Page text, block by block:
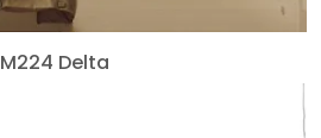
M224 Delta